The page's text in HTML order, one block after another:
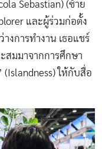
Sebastian) (ซ้าย
และผู้ร่วมก่อตั้ง
งการทำงาน เธอแชร์
มมาจากการศึกษา
(Islandness) ให้กับสื่อ